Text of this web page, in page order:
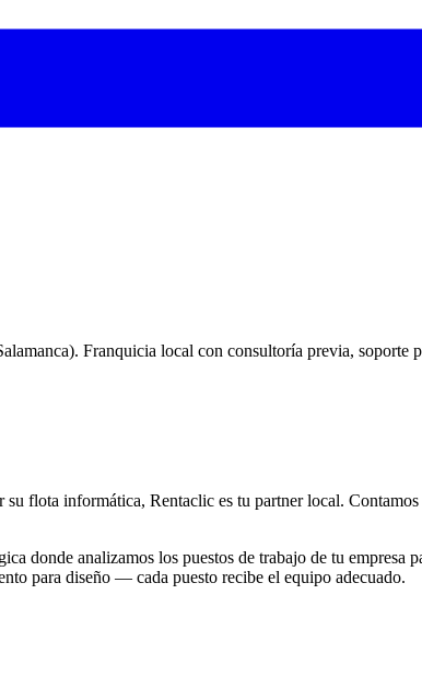
). Franquicia local con consultoría previa, soporte
su flota informática, Rentaclic es tu partner local.
donde analizamos los puestos de trabajo de tu empresa
para diseño — cada puesto recibe el equipo adecuado.